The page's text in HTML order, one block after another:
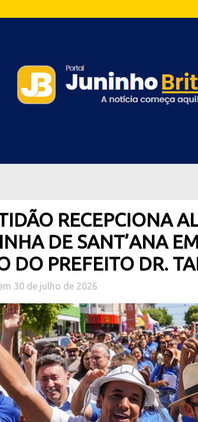
RECEPCIONA
DE SANT’ANA
DO PREFEITO DR.
30 de julho de 2026